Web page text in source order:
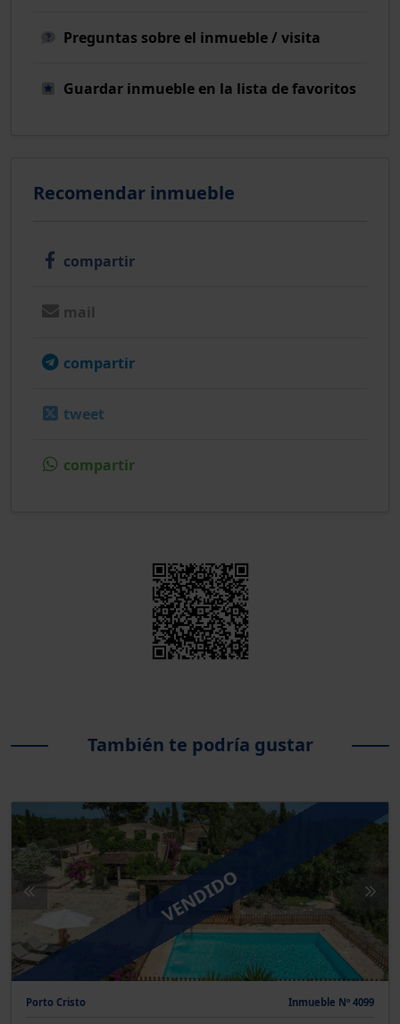
Preguntas sobre el inmueble / visita
Guardar inmueble en la lista de favoritos
Recomendar inmueble
compartir
mail
compartir
tweet
compartir
También te podría gustar
VENDIDO
Porto Cristo Inmueble Nº 4099